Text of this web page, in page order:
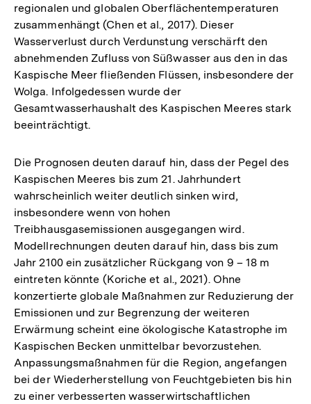
regionalen und globalen Oberflächentemperaturen
zusammenhängt (Chen et al., 2017). Dieser
Wasserverlust durch Verdunstung verschärft den
abnehmenden Zufluss von Süßwasser aus den in das
Kaspische Meer fließenden Flüssen, insbesondere der
Wolga. Infolgedessen wurde der
Gesamtwasserhaushalt des Kaspischen Meeres stark
beeinträchtigt.
Die Prognosen deuten darauf hin, dass der Pegel des
Kaspischen Meeres bis zum 21. Jahrhundert
wahrscheinlich weiter deutlich sinken wird,
insbesondere wenn von hohen
Treibhausgasemissionen ausgegangen wird.
Modellrechnungen deuten darauf hin, dass bis zum
Jahr 2100 ein zusätzlicher Rückgang von 9 – 18 m
eintreten könnte (Koriche et al., 2021). Ohne
konzertierte globale Maßnahmen zur Reduzierung der
Emissionen und zur Begrenzung der weiteren
Erwärmung scheint eine ökologische Katastrophe im
Kaspischen Becken unmittelbar bevorzustehen.
Anpassungsmaßnahmen für die Region, angefangen
bei der Wiederherstellung von Feuchtgebieten bis hin
zu einer verbesserten wasserwirtschaftlichen